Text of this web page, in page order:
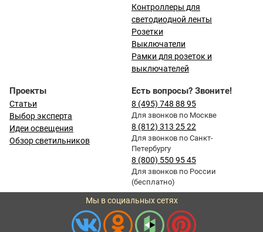
Контроллеры для
светодиодной ленты
Розетки
Выключатели
Рамки для розеток и
выключателей
Проекты
Статьи
Выбор эксперта
Идеи освещения
Обзор светильников
Есть вопросы? Звоните!
8 (495) 748 88 95
Для звонков по Москве
8 (812) 313 25 22
Для звонков по Санкт-
Петербургу
8 (800) 550 95 45
Для звонков по России
(бесплатно)
Мы в социальных сетях